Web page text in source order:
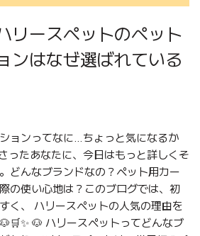
リースペットのペット
ンはなぜ選ばれている
ョンってなに…ちょっと気になるか
ったあなたに、今日はもっと詳しくそ
どんなブランドなの？ペット用カー
の使い心地は？このブログでは、初
く、 ハリースペットの人気の理由を
🐶 ハリースペットってどんなブ